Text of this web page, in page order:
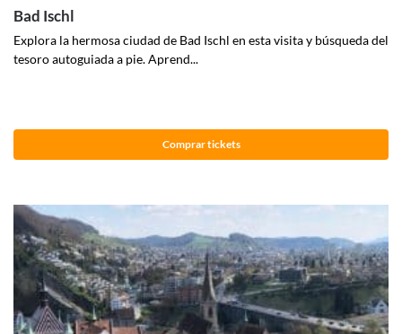
Bad Ischl
Explora la hermosa ciudad de Bad Ischl en esta visita y búsqueda del
tesoro autoguiada a pie. Aprend...
Comprar tickets